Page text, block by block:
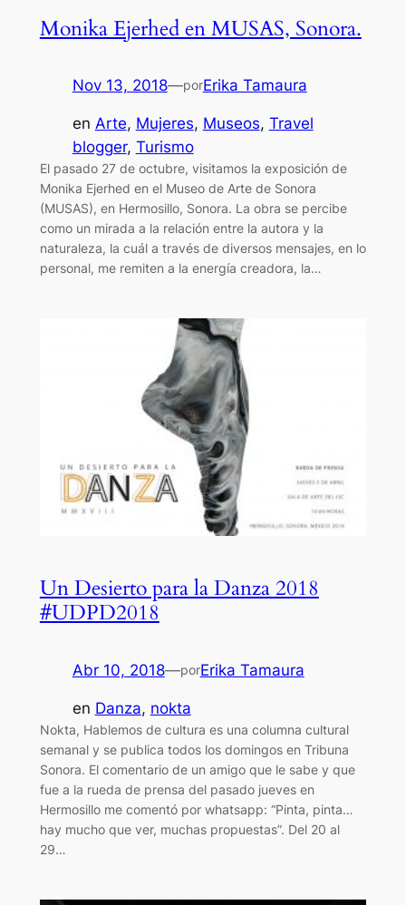
Monika Ejerhed en MUSAS, Sonora.
Nov 13, 2018—porErika Tamaura
en Arte, Mujeres, Museos, Travel
blogger, Turismo
El pasado 27 de octubre, visitamos la exposición de
Monika Ejerhed en el Museo de Arte de Sonora
(MUSAS), en Hermosillo, Sonora. La obra se percibe
como un mirada a la relación entre la autora y la
naturaleza, la cuál a través de diversos mensajes, en lo
personal, me remiten a la energía creadora, la…
Un Desierto para la Danza 2018
#UDPD2018
Abr 10, 2018—porErika Tamaura
en Danza, nokta
Nokta, Hablemos de cultura es una columna cultural
semanal y se publica todos los domingos en Tribuna
Sonora. El comentario de un amigo que le sabe y que
fue a la rueda de prensa del pasado jueves en
Hermosillo me comentó por whatsapp: “Pinta, pinta…
hay mucho que ver, muchas propuestas”. Del 20 al
29…